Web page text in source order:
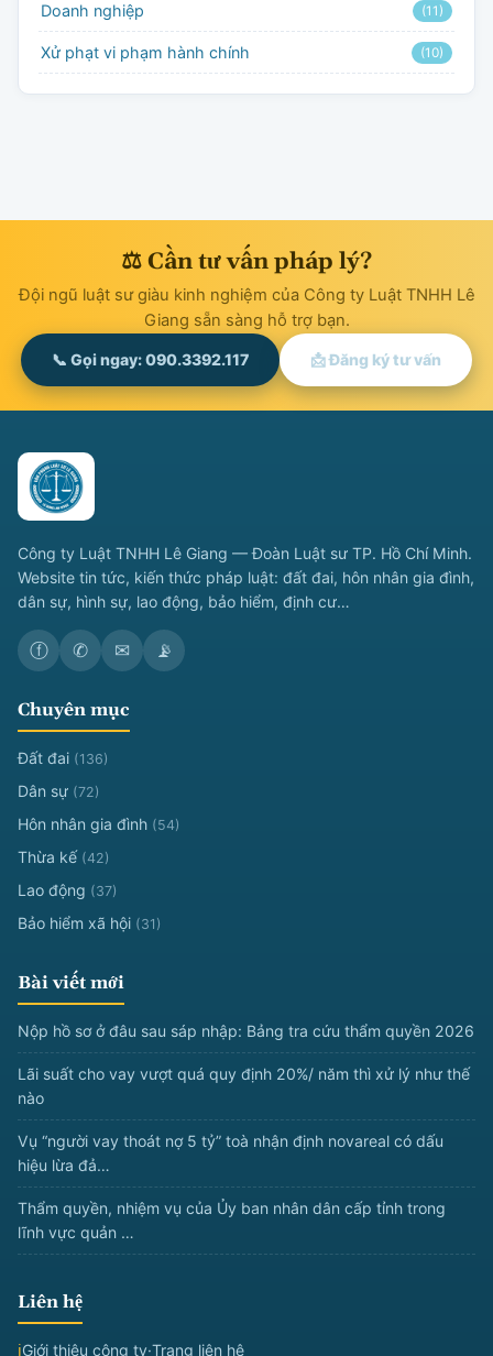
Doanh nghiệp (11)
Xử phạt vi phạm hành chính (10)
⚖ Cần tư vấn pháp lý?
Đội ngũ luật sư giàu kinh nghiệm của Công ty Luật TNHH Lê
Giang sẵn sàng hỗ trợ bạn.
📞 Gọi ngay: 090.3392.117 📩 Đăng ký tư vấn
Công ty Luật TNHH Lê Giang — Đoàn Luật sư TP. Hồ Chí Minh.
Website tin tức, kiến thức pháp luật: đất đai, hôn nhân gia đình,
dân sự, hình sự, lao động, bảo hiểm, định cư…
ⓕ ✆ ✉ 📡
Chuyên mục
Đất đai (136)
Dân sự (72)
Hôn nhân gia đình (54)
Thừa kế (42)
Lao động (37)
Bảo hiểm xã hội (31)
Bài viết mới
Nộp hồ sơ ở đâu sau sáp nhập: Bảng tra cứu thẩm quyền 2026
Lãi suất cho vay vượt quá quy định 20%/ năm thì xử lý như thế
nào
Vụ “người vay thoát nợ 5 tỷ” toà nhận định novareal có dấu
hiệu lừa đả…
Thẩm quyền, nhiệm vụ của Ủy ban nhân dân cấp tỉnh trong
lĩnh vực quản …
Liên hệ
ℹGiới thiệu công ty·Trang liên hệ